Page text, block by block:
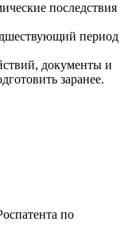
последствия
период
документы и
заранее.
по